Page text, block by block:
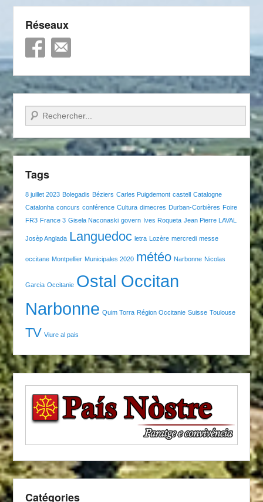
Réseaux
Recherche
Tags
8 juillet 2023 Bolegadis Béziers Carles Puigdemont castell
Catalogne
Catalonha concurs conférence Cultura dimecres Durban-Corbières Foire
FR3 France 3 Gisela Naconaski govern Ives Roqueta Jean Pierre LAVAL
Josèp Anglada Languedoc letra Lozère mercredi messe
occitane Montpellier Municipales 2020 météo Narbonne Nicolas
Garcia Occitanie Ostal Occitan
Narbonne Quim Torra Région Occitanie Suisse Toulouse
TV Viure al pais
Catégories